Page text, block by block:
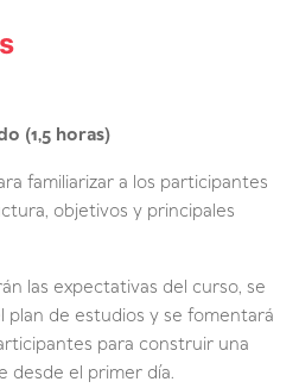
(1,5 horas)
familiarizar a los participantes
objetivos y principales
las expectativas del curso, se
plan de estudios y se fomentará
para construir una
desde el primer día.